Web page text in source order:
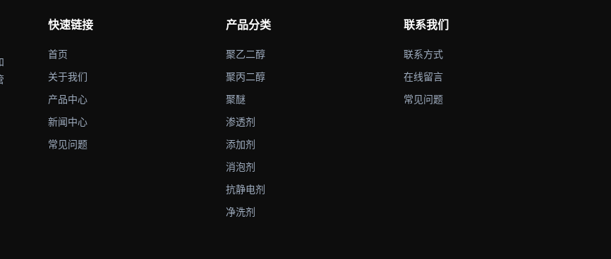
快速链接
首页
关于我们
产品中心
新闻中心
常见问题
产品分类
聚乙二醇
聚丙二醇
聚醚
渗透剂
添加剂
消泡剂
抗静电剂
净洗剂
联系我们
联系方式
在线留言
常见问题